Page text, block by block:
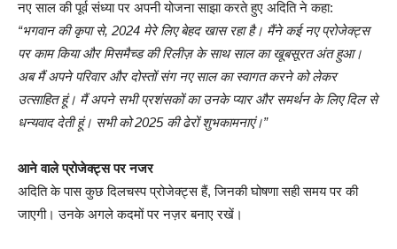
नए साल की पूर्व संध्या पर अपनी योजना साझा करते हुए अदिति ने कहा:
“भगवान की कृपा से, 2024 मेरे लिए बेहद खास रहा है। मैंने कई नए प्रोजेक्ट्स
पर काम किया और मिसमैच्ड की रिलीज़ के साथ साल का खूबसूरत अंत हुआ।
अब मैं अपने परिवार और दोस्तों संग नए साल का स्वागत करने को लेकर
उत्साहित हूं। मैं अपने सभी प्रशंसकों का उनके प्यार और समर्थन के लिए दिल से
धन्यवाद देती हूं। सभी को 2025 की ढेरों शुभकामनाएं।”
आने वाले प्रोजेक्ट्स पर नजर
अदिति के पास कुछ दिलचस्प प्रोजेक्ट्स हैं, जिनकी घोषणा सही समय पर की
जाएगी। उनके अगले कदमों पर नज़र बनाए रखें।